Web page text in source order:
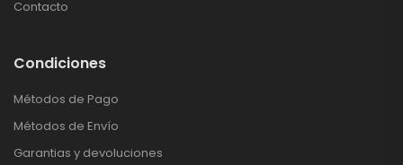
Contacto
Condiciones
Métodos de Pago
Métodos de Envío
Garantias y devoluciones